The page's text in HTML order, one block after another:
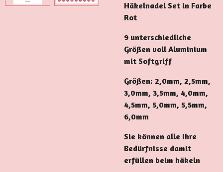
Häkelnadel Set in Farbe
Rot
9 unterschiedliche
Größen voll Aluminium
mit Softgriff
Größen: 2,0mm, 2,5mm,
3,0mm, 3,5mm, 4,0mm,
4,5mm, 5,0mm, 5,5mm,
6,0mm
Sie können alle Ihre
Bedürfnisse damit
erfüllen beim häkeln